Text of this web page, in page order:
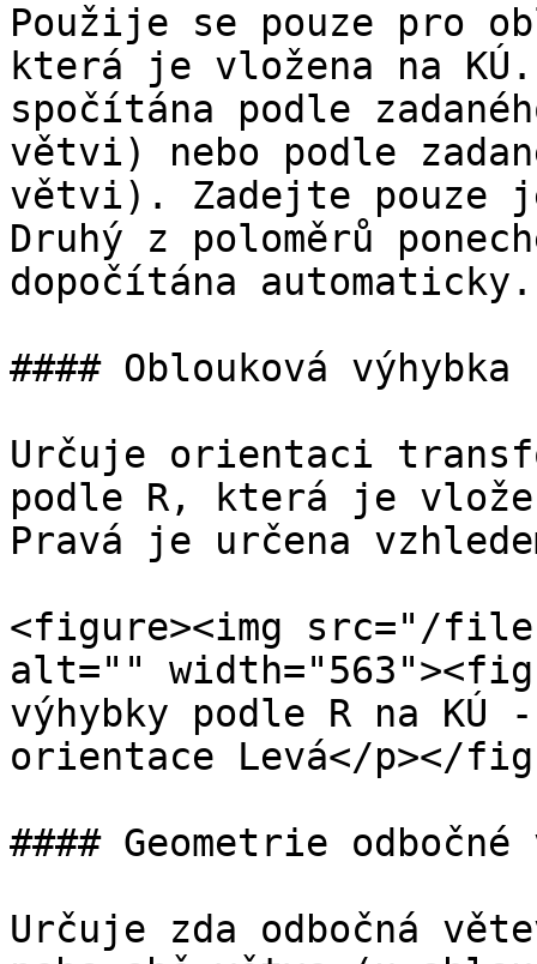
Použije se pouze pro
která je vložena na
spočítána podle
větvi) nebo podle
větvi). Zadejte pouze
Druhý z poloměrů
dopočítána automaticky.
#### Oblouková
Určuje orientaci
podle R, která je
Pravá je určena
<figure><img src="/files/
alt=""
výhybky podle R na KÚ
orientace Levá</p></
#### Geometrie odbočné
Určuje zda odbočná